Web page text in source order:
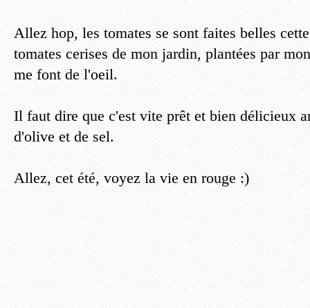
Allez hop, les tomates se sont faites belles
tomates cerises de mon jardin, plantées par
me font de l'oeil.
Il faut dire que c'est vite prêt et bien délicieux
d'olive et de sel.
Allez, cet été, voyez la vie en rouge :)